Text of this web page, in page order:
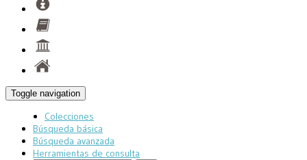
Toggle navigation
Colecciones
Búsqueda básica
Búsqueda avanzada
Herramientas de consulta